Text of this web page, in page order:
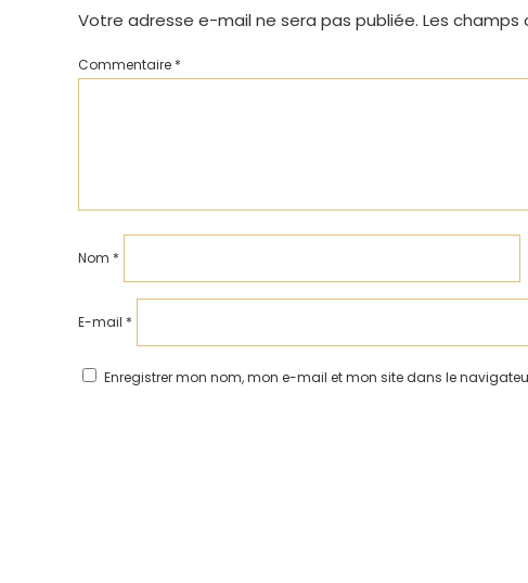
Votre adresse e-mail ne sera pas publiée. Les champs
Commentaire *
Nom *
E-mail *
Enregistrer mon nom, mon e-mail et mon site dans le